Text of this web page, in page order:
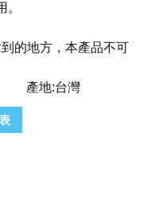
的地方，本產品不可
產地:台灣